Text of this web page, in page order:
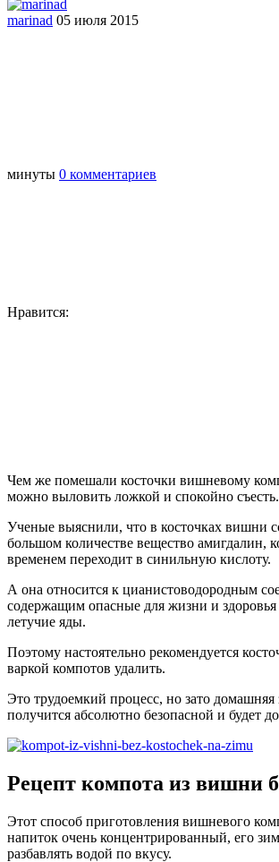
marinad 05 июля 2015
минуты 0 комментариев
Нравится:
Чем же помешали косточки вишневому
можно выловить ложкой и спокойно съесть.
Ученые выяснили, что в косточках вишни
большом количестве вещество амигдалин,
временем переходит в синильную кислоту.
А она относится к цианистоводородным
содержащим опасные для жизни и здоровья
летучие яды.
Поэтому настоятельно рекомендуется
варкой компотов удалить.
Это трудоемкий процесс, но зато домашняя
получится абсолютно безопасной и будет
Рецепт компота из вишни
Этот способ приготовления вишневого
напиток очень концентрированный, его
разбавлять водой по вкусу.